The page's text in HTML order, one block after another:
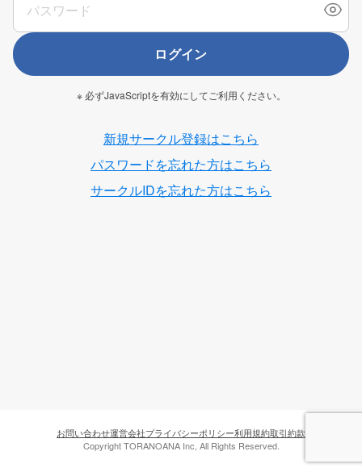
ログイン
※ 必ずJavaScriptを有効にしてご利用ください。
新規サークル登録はこちら
パスワードを忘れた方はこちら
サークルIDを忘れた方はこちら
お問い合わせ運営会社プライバシーポリシー利用規約取引約款
Copyright TORANOANA Inc, All Rights Reserved.